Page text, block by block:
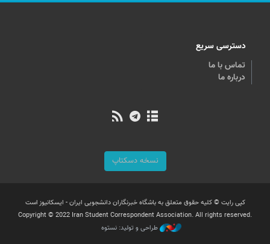
دسترسی سریع
تماس با ما
درباره ما
نسخه دسکتاپ
کپی رایت © کلیه حقوق متعلق به باشگاه خبرنگاران دانشجویی ایران - ایسکانیوز است
Copyright © 2022 Iran Student Correspondent Association. All rights reserved.
طراحی و تولید: نستوه